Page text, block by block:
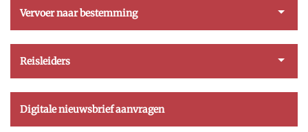
Vervoer naar bestemming
Reisleiders
Digitale nieuwsbrief aanvragen